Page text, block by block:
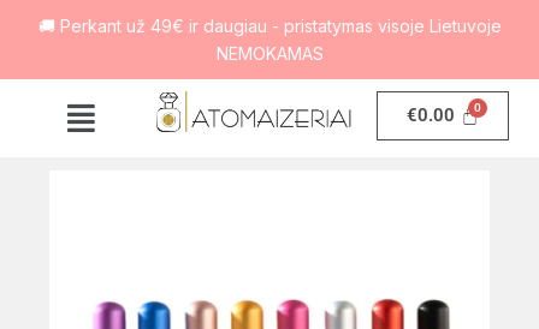
🚚 Perkant už 49€ ir daugiau - pristatymas visoje Lietuvoje
NEMOKAMAS
€0.00